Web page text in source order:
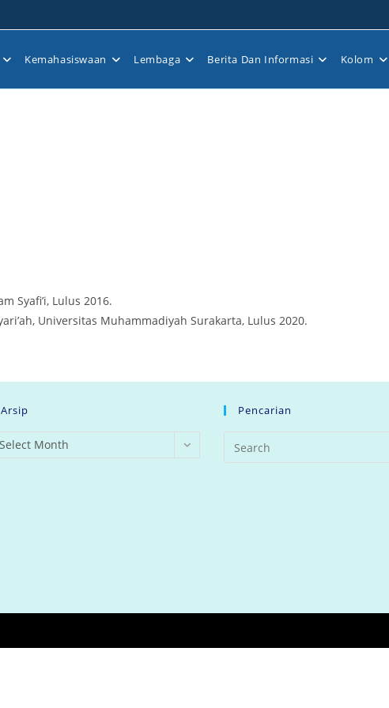
Kemahasiswaan Lembaga Berita Dan Informasi Kolom
Syafi’i, Lulus 2016.
Universitas Muhammadiyah Surakarta, Lulus 2020.
Arsip
Select Month
Pencarian